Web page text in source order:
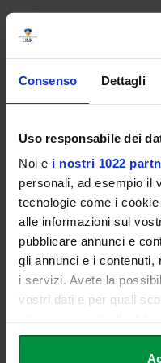
Consenso Dettagli
Uso responsabile dei
Noi e i nostri 1022
personali, ad esempio il
tecnologie come i
alle informazioni sul
pubblicare annunci e
gli annunci e i contenuti,
i servizi. Avete la
vostri dati e per quali
in cui avete effettuato le
modificare o revocare il
Comitato
Metabolismo.
Specializzazione in
dell’Università di Roma
Patrizia Todisco
Medico internista e
della Società per lo